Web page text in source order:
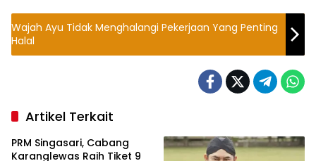
Wajah Ayu Tidak Menghalangi Pekerjaan Yang Penting
Halal
Artikel Terkait
PRM Singasari, Cabang
Karanglewas Raih Tiket 9